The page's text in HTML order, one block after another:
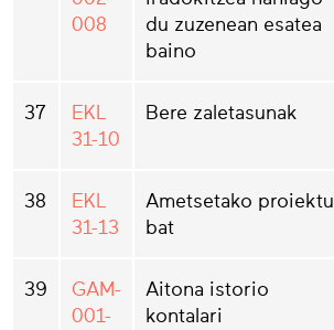
008
du zuzenean esatea
baino
37
EKL
31-10
Bere zaletasunak
38
EKL
31-13
Ametsetako proiektu
bat
39
GAM-
001-
Aitona istorio
kontalari